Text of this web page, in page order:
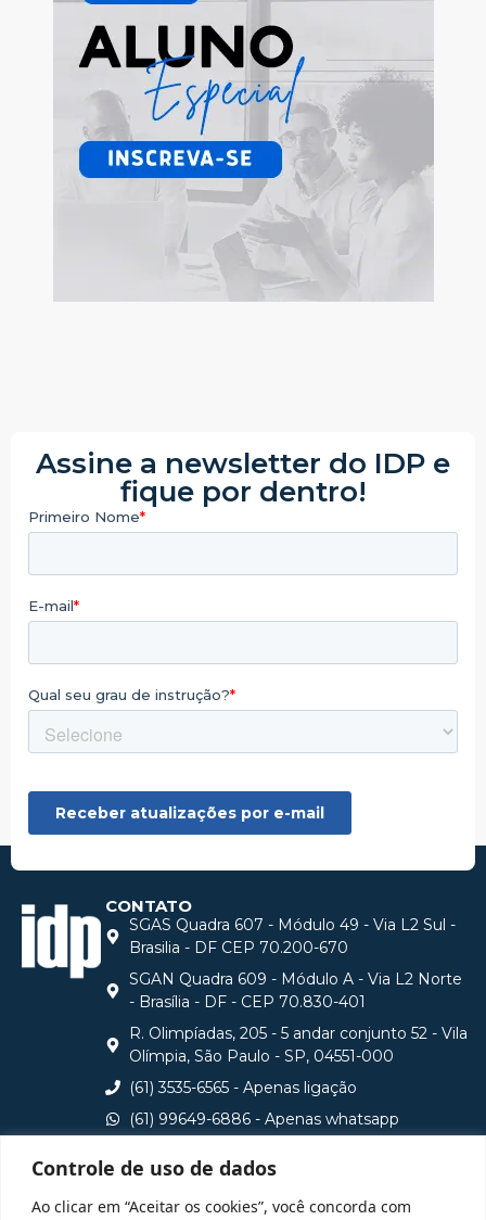
Controle de uso de dados
Ao clicar em “Aceitar os cookies”, você concorda com
Assine a newsletter do IDP e
fique por dentro!
CONTATO
SGAS Quadra 607 - Módulo 49 - Via L2 Sul -
Brasilia - DF CEP 70.200-670
SGAN Quadra 609 - Módulo A - Via L2 Norte
- Brasília - DF - CEP 70.830-401
R. Olimpíadas, 205 - 5 andar conjunto 52 - Vila
Olímpia, São Paulo - SP, 04551-000
(61) 3535-6565 - Apenas ligação
(61) 99649-6886 - Apenas whatsapp
Consulte aqui o cadastro da Instituição no Sistema e-
MEC